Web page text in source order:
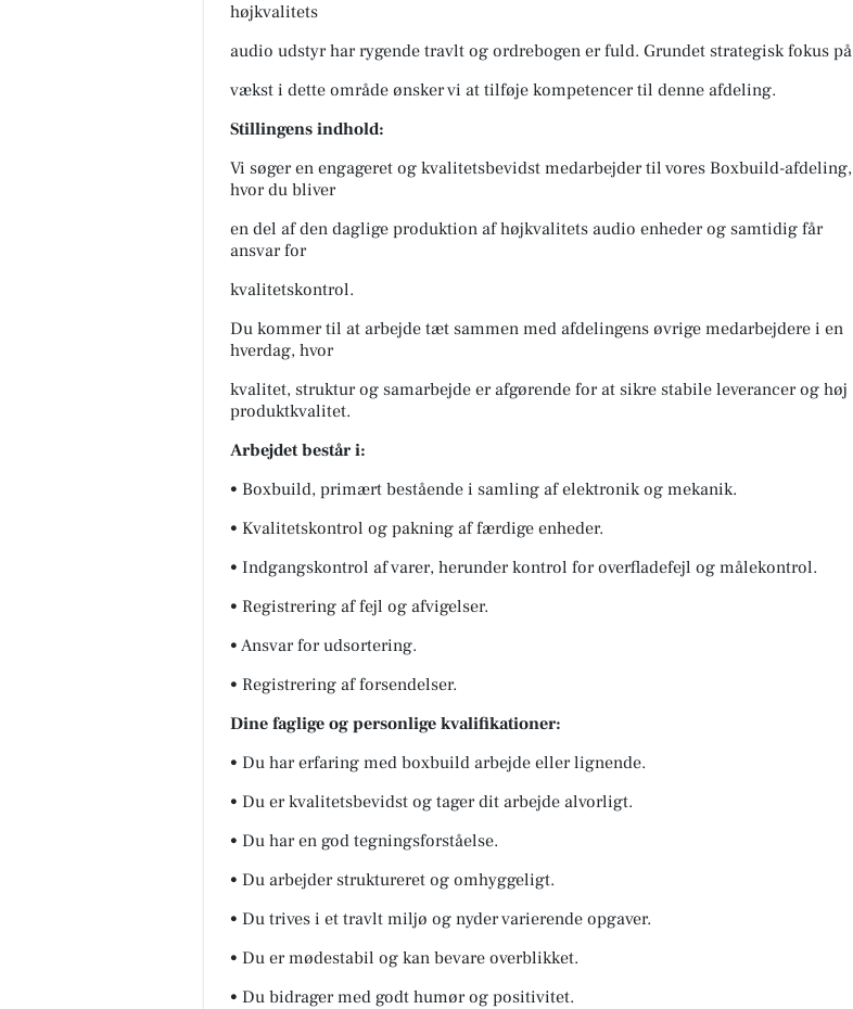
højkvalitets
audio udstyr har rygende travlt og ordrebogen er fuld. Grundet strategisk fokus på
vækst i dette område ønsker vi at tilføje kompetencer til denne afdeling.
Stillingens indhold:
Vi søger en engageret og kvalitetsbevidst medarbejder til vores Boxbuild-afdeling,
hvor du bliver
en del af den daglige produktion af højkvalitets audio enheder og samtidig får
ansvar for
kvalitetskontrol.
Du kommer til at arbejde tæt sammen med afdelingens øvrige medarbejdere i en
hverdag, hvor
kvalitet, struktur og samarbejde er afgørende for at sikre stabile leverancer og høj
produktkvalitet.
Arbejdet består i:
• Boxbuild, primært bestående i samling af elektronik og mekanik.
• Kvalitetskontrol og pakning af færdige enheder.
• Indgangskontrol af varer, herunder kontrol for overfladefejl og målekontrol.
• Registrering af fejl og afvigelser.
• Ansvar for udsortering.
• Registrering af forsendelser.
Dine faglige og personlige kvalifikationer:
• Du har erfaring med boxbuild arbejde eller lignende.
• Du er kvalitetsbevidst og tager dit arbejde alvorligt.
• Du har en god tegningsforståelse.
• Du arbejder struktureret og omhyggeligt.
• Du trives i et travlt miljø og nyder varierende opgaver.
• Du er mødestabil og kan bevare overblikket.
• Du bidrager med godt humør og positivitet.